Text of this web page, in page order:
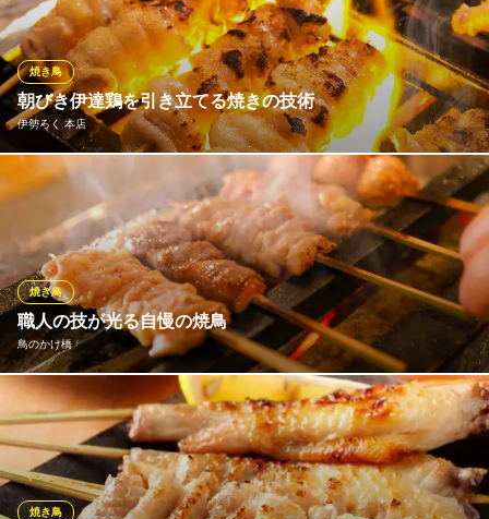
しく、中はふっくらジューシーな仕上がりに。継ぎ足しの秘伝タ
レと、素材の味を引き立てるこだわりの塩、お好みの味でお楽し
みください。リーズナブルな価格設定でお酒のお供に最適です。
海鮮居酒屋 食べ放題 宵の灯 神田本店
神田 海鮮 居酒屋
ＪＲ神田駅 徒歩2分
東京都千代田区鍛冶町1-2-15 1F
朝びき伊達鶏を引き立てる焼きの技術
伊勢ろく 本店
焼き鳥
オーナー自ら複数の農場を視察し、たどり着いた福島県産伊達
鶏。3～6ヶ月のひな鳥の雌のみを厳選。朝びきの鶏を伊勢ろくの
仕込みのプロが捌き、串を打ち、ご提供。抜群の鮮度と淡白でジ
ューシーな味わいを引き立てるため、あえて炭火は使わず熟練の
職人が焼き上げます。鶏そのものの味わいをどうぞご堪能くださ
い。
伊勢ろく 本店
創業70年老舗焼き鳥店
ＪＲ神田駅西口 徒歩2分
東京都千代田区内神田2-12-3
職人の技が光る自慢の焼鳥
鳥のかけ橋
焼き鳥
一本一本丁寧に仕込み、絶妙な焼き加減でじっくり焼き上げる焼
鳥は当店自慢の逸品！初めての方にもおすすめな定番串の5本セッ
トは1,880円でご用意しています。人気の高級焼鳥店にて経験を積
んだ店主による、極上の焼鳥を是非ご賞味ください！
焼き鳥